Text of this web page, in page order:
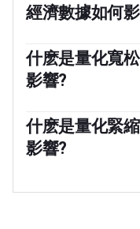
總體上降低了貨幣的
的放松，情況實際上
入，這些資金來自尋
者。這增加了對當地
經濟數據如何
值產生影響。投資者
濟體，而不是不穩定
加了總需求和本國貨
強勁的經濟可能會鼓
支持澳元。
什麽是量化寬
影響?
極端情況下使用的工
(RBA)印刷澳元(AUD)
公司債券)的過程，從
什麽是量化緊
影響?
當經濟正在復蘇，通